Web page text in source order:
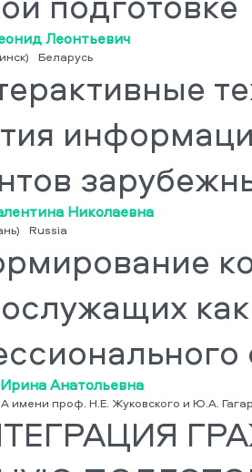
Леонтьевич
Беларусь
Николаевна
Russia
Анатольевна
имени проф. Н.Е. Жуковского и Ю.А.